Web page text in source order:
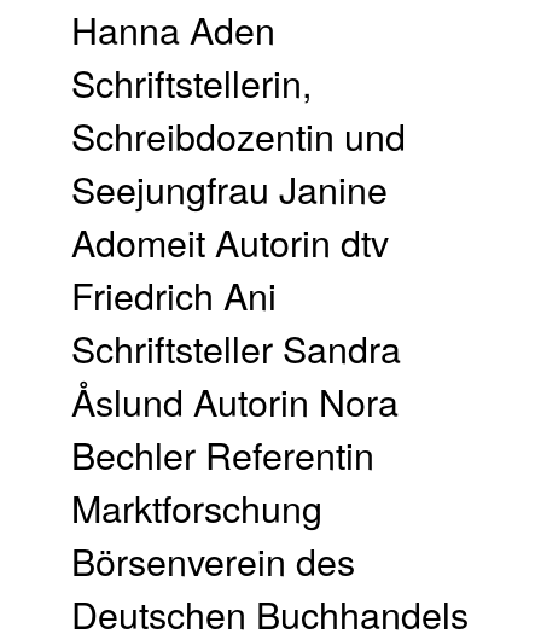
Hanna Aden
Schriftstellerin,
Schreibdozentin und
Seejungfrau Janine
Adomeit Autorin dtv
Friedrich Ani
Schriftsteller Sandra
Åslund Autorin Nora
Bechler Referentin
Marktforschung
Börsenverein des
Deutschen Buchhandels